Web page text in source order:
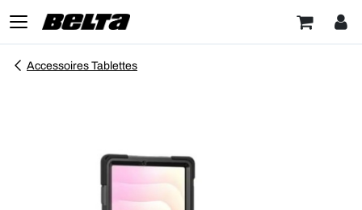
Accessoires Tablettes